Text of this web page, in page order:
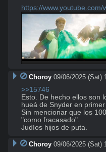
https://www.youtube.com/
Choroy 09/06/2025 (Sat)
>>15746
Esto. De hecho ellos son
hueá de Snyder en primer
Sin mencionar que los
"como fracasado".
Judíos hijos de puta.
Choroy 09/06/2025 (Sat)